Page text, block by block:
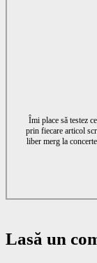
Îmi place să testez
prin fiecare articol
liber merg la
Lasă un